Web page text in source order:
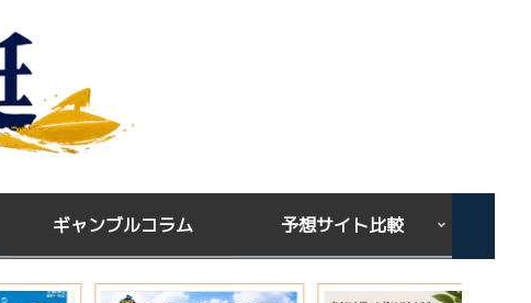
ギャンブルコラム 予想サイト比較